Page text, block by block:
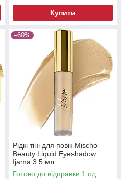
Купити
–60%
Рідкі тіні для повік Mischo
Beauty Liquid Eyeshadow
Ijama 3.5 мл
Готово до відправки 1 од.